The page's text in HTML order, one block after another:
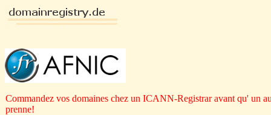
Commandez vos domaines chez un ICANN-Registrar avant qu' un
prenne!